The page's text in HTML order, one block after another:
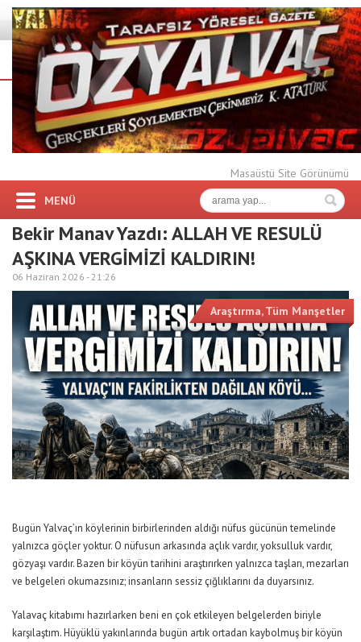
Masaüstü Site Görünümü
MENÜ
Bekir Manav Yazdı: ALLAH VE RESULÜ
AŞKINA VERGİMİZİ KALDIRIN!
06 Haziran 2026 - 21:26
Araştırma,Tüm Manşetler
Bugün Yalvaç’ın köylerinin birbirlerinden aldığı nüfus gücünün temelinde
yalnızca göçler yoktur. O nüfusun arkasında açlık vardır, yoksulluk vardır,
gözyaşı vardır. Bazen bir köyün tarihini araştırırken yalnızca taşları, mezarları
ve belgeleri okumazsınız; insanların sessiz çığlıklarını da duyarsınız.
Yalavaç kitabımı hazırlarken beni en çok etkileyen belgelerden biriyle
karşılaştım. Hüyüklü yakınlarında bugün artık ortadan kaybolmuş bir köyün